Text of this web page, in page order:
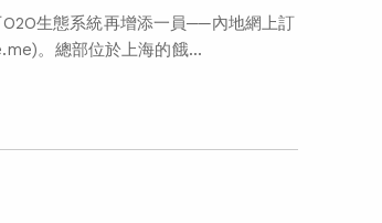
生態系統再增添一員──內地網上訂
。總部位於上海的餓...